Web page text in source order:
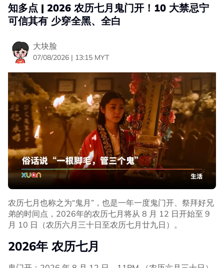
知多点 | 2026 农历七月鬼门开！10 大禁忌宁
可信其有 少穿全黑、全白
大块脸
07/08/2026 | 13:15 MYT
农历七月也称之为“鬼月”，也是一年一度鬼门开、祭拜好兄
弟的时间点，2026年的农历七月将从 8 月 12 日开始至 9
月 10 日（农历六月三十日至农历七月廿九日）。
2026年 农历七月